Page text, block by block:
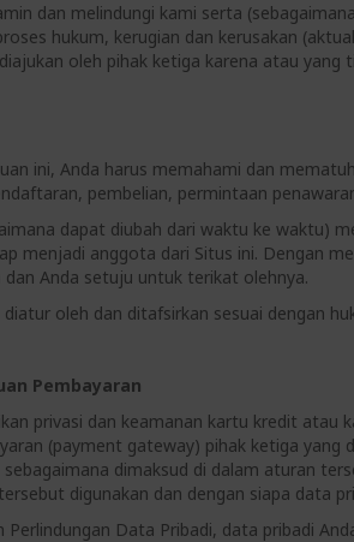
dan melindungi kami serta
hukum, kerugian dan kerusakan
oleh pihak ketiga karena atau
ini, Anda harus memahami dan
pembelian, permintaan
dapat diubah dari waktu ke waktu)
menjadi anggota dari Situs ini. Dengan
Anda setuju untuk terikat olehnya.
oleh dan ditafsirkan sesuai dengan
Pembayaran
privasi dan keamanan kartu kredit
(payment gateway) pihak ketiga
dimaksud di dalam aturan
digunakan dan dengan siapa data
Perlindungan Data Pribadi, data pribadi